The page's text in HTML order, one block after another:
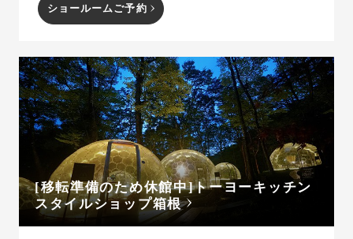
ショールームご予約
[移転準備のため休館中]トーヨーキッチン
スタイルショップ箱根